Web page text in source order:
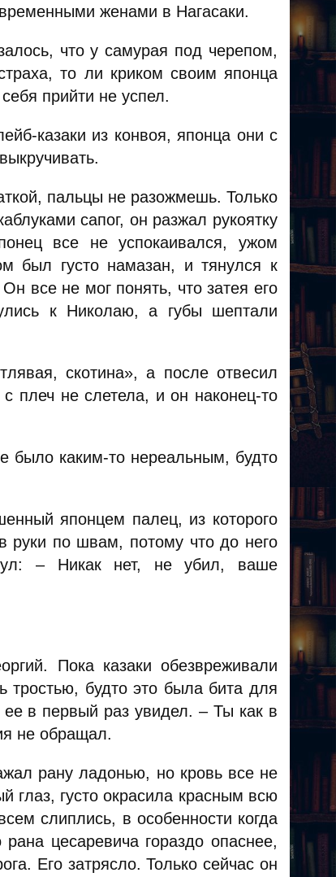
женами в Нагасаки.
что у самурая под черепом,
то ли криком своим японца
прийти не успел.
казаки из конвоя, японца они с
пальцы не разожмешь. Только
сапог, он разжал рукоятку
все не успокаивался, ужом
был густо намазан, и тянулся к
все не мог понять, что затея его
к Николаю, а губы шептали
скотина», а после отвесил
плеч не слетела, и он наконец-то
было каким-то нереальным, будто
японцем палец, из которого
руки по швам, потому что до него
– Никак нет, не убил, ваше
Пока казаки обезвреживали
тростью, будто это была бита для
в первый раз увидел. – Ты как в
не обращал.
рану ладонью, но кровь все не
глаз, густо окрасила красным всю
слиплись, в особенности когда
цесаревича гораздо опаснее,
Его затрясло. Только сейчас он